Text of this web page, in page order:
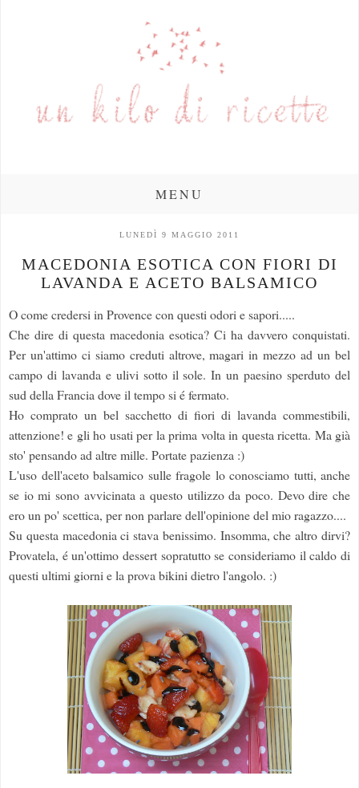
MENU
LUNEDÌ 9 MAGGIO 2011
MACEDONIA ESOTICA CON FIORI DI
LAVANDA E ACETO BALSAMICO
O come credersi in Provence con questi odori e sapori.....
Che dire di questa macedonia esotica? Ci ha davvero conquistati.
Per un'attimo ci siamo creduti altrove, magari in mezzo ad un bel
campo di lavanda e ulivi sotto il sole. In un paesino sperduto del
sud della Francia dove il tempo si é fermato.
Ho comprato un bel sacchetto di fiori di lavanda commestibili,
attenzione! e gli ho usati per la prima volta in questa ricetta. Ma già
sto' pensando ad altre mille. Portate pazienza :)
L'uso dell'aceto balsamico sulle fragole lo conosciamo tutti, anche
se io mi sono avvicinata a questo utilizzo da poco. Devo dire che
ero un po' scettica, per non parlare dell'opinione del mio ragazzo....
Su questa macedonia ci stava benissimo. Insomma, che altro dirvi?
Provatela, é un'ottimo dessert sopratutto se consideriamo il caldo di
questi ultimi giorni e la prova bikini dietro l'angolo. :)